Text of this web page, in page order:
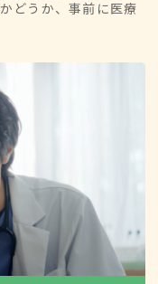
どうか、事前に医療